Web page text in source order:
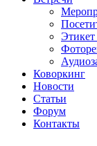
Коворкинг
Новости
Статьи
Форум
Контакты